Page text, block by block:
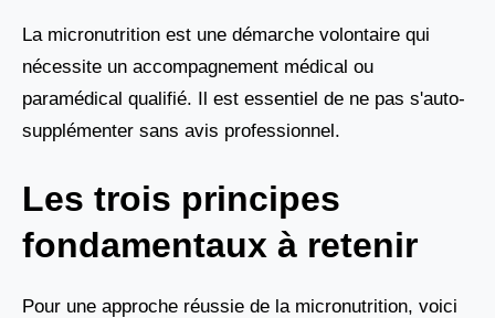
La micronutrition est une démarche volontaire qui
nécessite un accompagnement médical ou
paramédical qualifié. Il est essentiel de ne pas s'auto-
supplémenter sans avis professionnel.
Les trois principes
fondamentaux à retenir
Pour une approche réussie de la micronutrition, voici